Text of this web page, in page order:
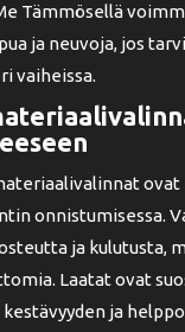
Tämmösellä
ja neuvoja, jos
vaiheissa.
ovat
onnistumisessa.
ja kulutusta,
Laatat ovat
ja